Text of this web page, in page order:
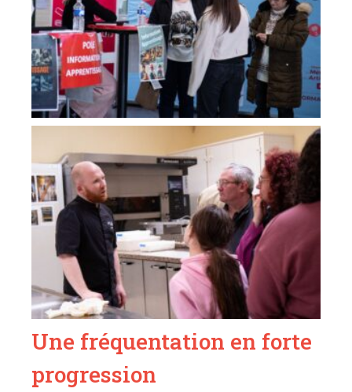
Une fréquentation en forte
progression